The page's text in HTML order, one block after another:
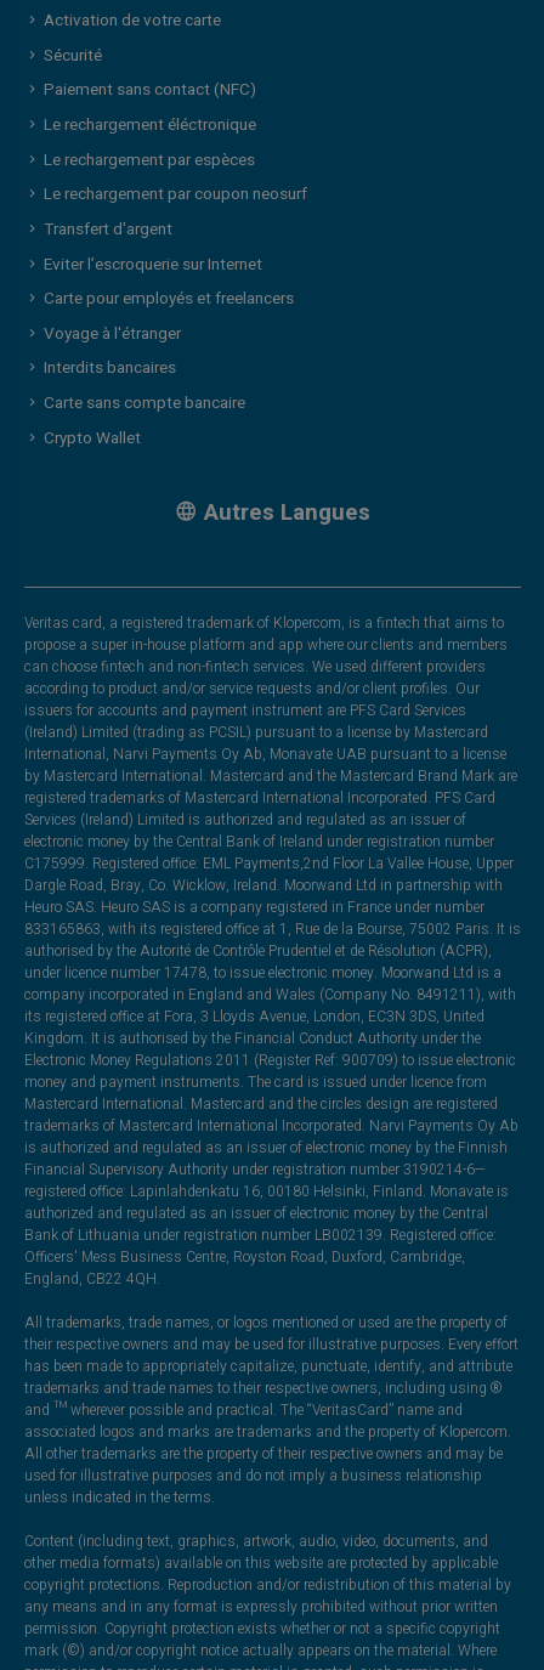
Activation de votre carte
Sécurité
Paiement sans contact (NFC)
Le rechargement éléctronique
Le rechargement par espèces
Le rechargement par coupon neosurf
Transfert d'argent
Eviter l’escroquerie sur Internet
Carte pour employés et freelancers
Voyage à l'étranger
Interdits bancaires
Carte sans compte bancaire
Crypto Wallet
Autres Langues
Veritas card, a registered trademark of Klopercom, is a fintech that aims to
propose a super in-house platform and app where our clients and members
can choose fintech and non-fintech services. We used different providers
according to product and/or service requests and/or client profiles. Our
issuers for accounts and payment instrument are PFS Card Services
(Ireland) Limited (trading as PCSIL) pursuant to a license by Mastercard
International, Narvi Payments Oy Ab, Monavate UAB pursuant to a license
by Mastercard International. Mastercard and the Mastercard Brand Mark are
registered trademarks of Mastercard International Incorporated. PFS Card
Services (Ireland) Limited is authorized and regulated as an issuer of
electronic money by the Central Bank of Ireland under registration number
C175999. Registered office: EML Payments,2nd Floor La Vallee House, Upper
Dargle Road, Bray, Co. Wicklow, Ireland. Moorwand Ltd in partnership with
Heuro SAS. Heuro SAS is a company registered in France under number
833165863, with its registered office at 1, Rue de la Bourse, 75002 Paris. It is
authorised by the Autorité de Contrôle Prudentiel et de Résolution (ACPR),
under licence number 17478, to issue electronic money. Moorwand Ltd is a
company incorporated in England and Wales (Company No. 8491211), with
its registered office at Fora, 3 Lloyds Avenue, London, EC3N 3DS, United
Kingdom. It is authorised by the Financial Conduct Authority under the
Electronic Money Regulations 2011 (Register Ref: 900709) to issue electronic
money and payment instruments. The card is issued under licence from
Mastercard International. Mastercard and the circles design are registered
trademarks of Mastercard International Incorporated. Narvi Payments Oy Ab
is authorized and regulated as an issuer of electronic money by the Finnish
Financial Supervisory Authority under registration number 3190214-6—
registered office: Lapinlahdenkatu 16, 00180 Helsinki, Finland. Monavate is
authorized and regulated as an issuer of electronic money by the Central
Bank of Lithuania under registration number LB002139. Registered office:
Officers' Mess Business Centre, Royston Road, Duxford, Cambridge,
England, CB22 4QH.
All trademarks, trade names, or logos mentioned or used are the property of
their respective owners and may be used for illustrative purposes. Every effort
has been made to appropriately capitalize, punctuate, identify, and attribute
trademarks and trade names to their respective owners, including using ®
and ™ wherever possible and practical. The “VeritasCard” name and
associated logos and marks are trademarks and the property of Klopercom.
All other trademarks are the property of their respective owners and may be
used for illustrative purposes and do not imply a business relationship
unless indicated in the terms.
Content (including text, graphics, artwork, audio, video, documents, and
other media formats) available on this website are protected by applicable
copyright protections. Reproduction and/or redistribution of this material by
any means and in any format is expressly prohibited without prior written
permission. Copyright protection exists whether or not a specific copyright
mark (©) and/or copyright notice actually appears on the material. Where